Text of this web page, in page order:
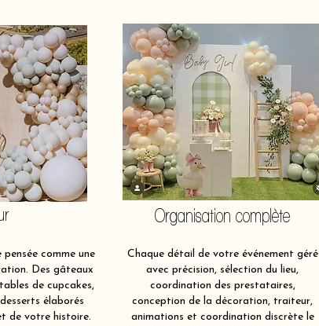
comme une
Des gâteaux
de cupcakes,
élaborés
de votre histoire.
Organisation complète
Chaque détail de votre événement géré
avec précision, sélection du lieu,
coordination des prestataires,
conception de la décoration, traiteur,
animations et coordination discrète le